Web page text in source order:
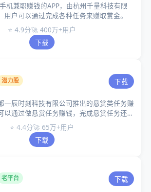
机兼职赚钱的APP，由杭州千量科技有限
用户可以通过完成各种任务来赚取赏金。
⭐ 4.9分🚀 400万+用户
下载
潜力股 下载
一辰时刻科技有限公司推出的悬赏类任务赚
以通过做悬赏任务赚钱，完成悬赏任务还能
多分红越多。
⭐ 4.4分🚀 65万+用户
下载
老平台 下载